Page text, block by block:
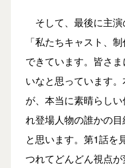
そして、最後に主演
「私たちキャスト、
できています。皆さ
いなと思っています
が、本当に素晴らし
れ登場人物の誰かの
と思います。第1話を
つれてどんどん視点